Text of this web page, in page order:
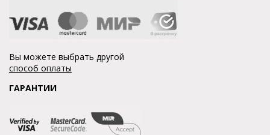
Вы можете выбрать другой
способ оплаты
ГАРАНТИИ